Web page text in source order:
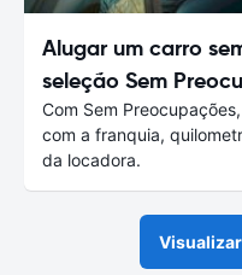
Alugar um carro
seleção Sem
Com Sem
com a franquia,
da locadora.